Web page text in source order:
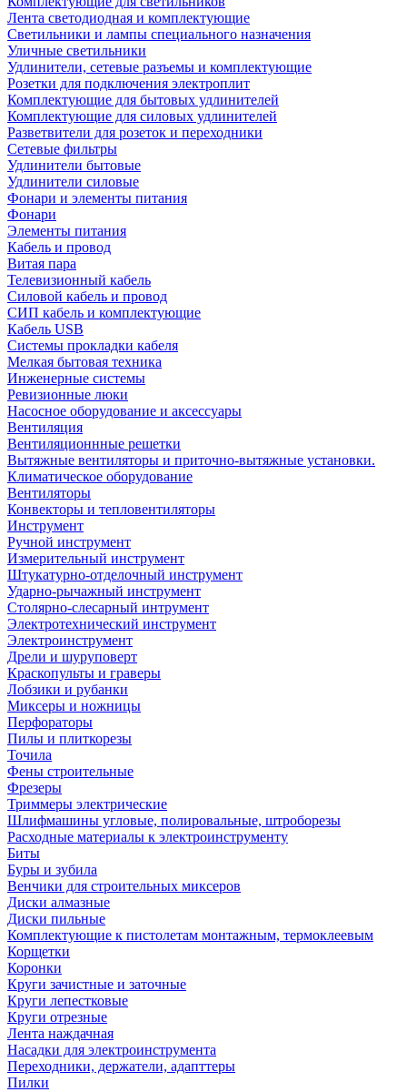
Лента светодиодная и комплектующие
Светильники и лампы специального назначения
Уличные светильники
Удлинители, сетевые разъемы и комплектующие
Розетки для подключения электроплит
Комплектующие для бытовых удлинителей
Комплектующие для силовых удлинителей
Разветвители для розеток и переходники
Сетевые фильтры
Удлинители бытовые
Удлинители силовые
Фонари и элементы питания
Фонари
Элементы питания
Кабель и провод
Витая пара
Телевизионный кабель
Силовой кабель и провод
СИП кабель и комплектующие
Кабель USB
Системы прокладки кабеля
Мелкая бытовая техника
Инженерные системы
Ревизионные люки
Насосное оборудование и аксессуары
Вентиляция
Вентиляционнные решетки
Вытяжные вентиляторы и приточно-вытяжные установки.
Климатическое оборудование
Вентиляторы
Конвекторы и тепловентиляторы
Инструмент
Ручной инструмент
Измерительный инструмент
Штукатурно-отделочный инструмент
Ударно-рычажный инструмент
Столярно-слесарный интрумент
Электротехнический инструмент
Электроинструмент
Дрели и шуруповерт
Краскопульты и граверы
Лобзики и рубанки
Миксеры и ножницы
Перфораторы
Пилы и плиткорезы
Точила
Фены строительные
Фрезеры
Триммеры электрические
Шлифмашины угловые, полировальные, штроборезы
Расходные материалы к электроинструменту
Биты
Буры и зубила
Венчики для строительных миксеров
Диски алмазные
Диски пильные
Комплектующие к пистолетам монтажным, термоклеевым
Корщетки
Коронки
Круги зачистные и заточные
Круги лепестковые
Круги отрезные
Лента наждачная
Насадки для электроинструмента
Переходники, держатели, адапттеры
Пилки